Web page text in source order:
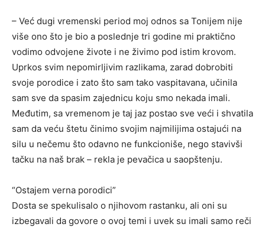
– Već dugi vremenski period moj odnos sa Tonijem nije
više ono što je bio a poslednje tri godine mi praktično
vodimo odvojene živote i ne živimo pod istim krovom.
Uprkos svim nepomirljivim razlikama, zarad dobrobiti
svoje porodice i zato što sam tako vaspitavana, učinila
sam sve da spasim zajednicu koju smo nekada imali.
Međutim, sa vremenom je taj jaz postao sve veći i shvatila
sam da veću štetu činimo svojim najmilijima ostajući na
silu u nečemu što odavno ne funkcioniše, nego stavivši
tačku na naš brak – rekla je pevačica u saopštenju.
“Ostajem verna porodici”
Dosta se spekulisalo o njihovom rastanku, ali oni su
izbegavali da govore o ovoj temi i uvek su imali samo reči